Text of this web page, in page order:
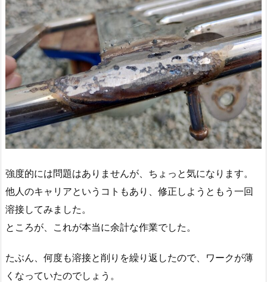
強度的には問題はありませんが、ちょっと気になります。
他人のキャリアというコトもあり、修正しようともう一回
溶接してみました。
ところが、これが本当に余計な作業でした。
たぶん、何度も溶接と削りを繰り返したので、ワークが薄
くなっていたのでしょう。